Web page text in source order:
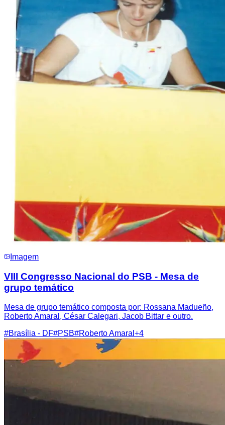
Imagem
VIII Congresso Nacional do PSB - Mesa de
grupo temático
Mesa de grupo temático composta por: Rossana Madueño,
Roberto Amaral, César Calegari, Jacob Bittar e outro.
#Brasília - DF#PSB#Roberto Amaral +4